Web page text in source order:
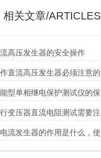
相关文章/ARTICLES
高压发生器的安全操作